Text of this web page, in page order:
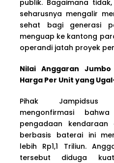
publik. Bagaimana
seharusnya mengalir
sehat bagi generasi
menguap ke kantong
operandi jatah proyek
Nilai Anggaran
Harga Per Unit yang
Pihak Jampidsus
mengonfirmasi
pengadaan
berbasis baterai ini
lebih Rp1,1 Triliun.
tersebut diduga